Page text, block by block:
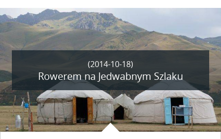
spragnionych cudownych widoków było zarówno wielu
turystów jak i mieszkańców Miasteczka.
(2014-10-18)
Rowerem na Jedwabnym Szlaku